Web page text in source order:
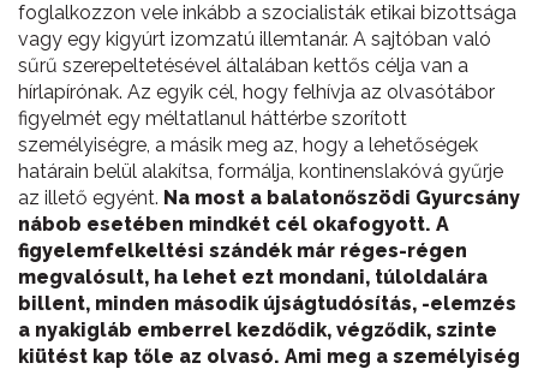
foglalkozzon vele inkább a szocialisták etikai bizottsága
vagy egy kigyúrt izomzatú illemtanár. A sajtóban való
sűrű szerepeltetésével általában kettős célja van a
hírlapírónak. Az egyik cél, hogy felhívja az olvasótábor
figyelmét egy méltatlanul háttérbe szorított
személyiségre, a másik meg az, hogy a lehetőségek
határain belül alakítsa, formálja, kontinenslakóvá gyűrje
az illető egyént. Na most a balatonőszödi Gyurcsány
nábob esetében mindkét cél okafogyott. A
figyelemfelkeltési szándék már réges-régen
megvalósult, ha lehet ezt mondani, túloldalára
billent, minden második újságtudósítás, -elemzés
a nyakigláb emberrel kezdődik, végződik, szinte
kiütést kap tőle az olvasó. Ami meg a személyiség